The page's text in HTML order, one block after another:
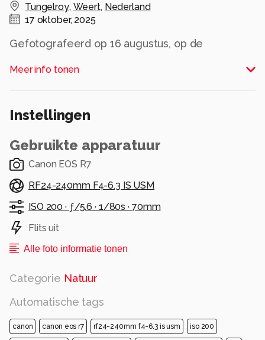
Tungelroy, Weert, Nederland
17 oktober, 2025
Gefotografeerd op 16 augustus, op de
Meer info tonen
Instellingen
Gebruikte apparatuur
Canon EOS R7
RF24-240mm F4-6.3 IS USM
ISO 200 · ƒ/5.6 · 1/80s · 70mm
Flits uit
Alle foto informatie tonen
Categorie Natuur
Automatische tags
canon canon eos r7 rf24-240mm f4-6.3 is usm iso 200